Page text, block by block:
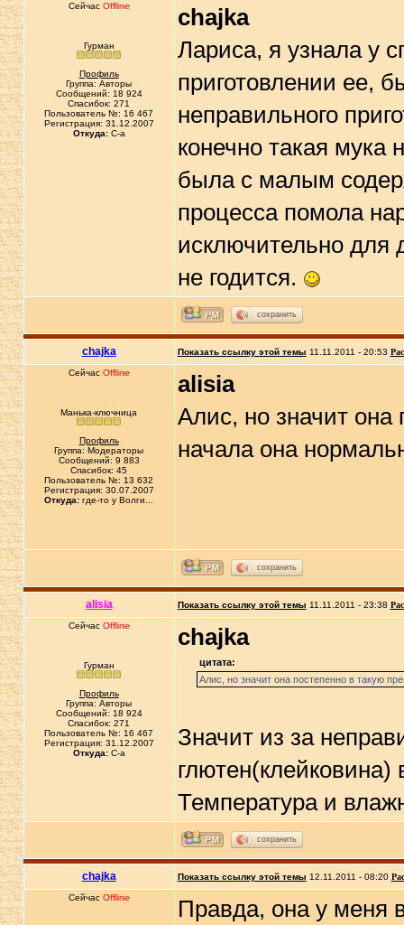
Сейчас Offline
Гурман
Профиль
Группа: Авторы
Сообщений: 18 924
Спасибок: 271
Пользователь №: 16 467
Регистрация: 31.12.2007
Откуда:C-a
chajka
Лариса, я узнала у
приготовлении ее,
неправильного
конечно такая мука
была с малым
процесса помола
исключительно для
не годится.
сохранить
chajka Показать ссылку этой темы 11.11.2011 - 20:53
Сейчас Offline
Манька-ключница
Профиль
Группа: Модераторы
Сообщений: 9 883
Спасибок: 45
Пользователь №: 13 632
Регистрация: 30.07.2007
Откуда: где-то у Волги...
alisia
Алис, но значит она
начала она
сохранить
alisia Показать ссылку этой темы 11.11.2011 - 23:38
Сейчас Offline
Гурман
Профиль
Группа: Авторы
Сообщений: 18 924
Спасибок: 271
Пользователь №: 16 467
Регистрация: 31.12.2007
Откуда:C-a
chajka
цитата:
Алис, но значит она постепенно в такую
Значит из за
Температура и
сохранить
chajka Показать ссылку этой темы 12.11.2011 - 08:20
Сейчас Offline
Правда, она у меня